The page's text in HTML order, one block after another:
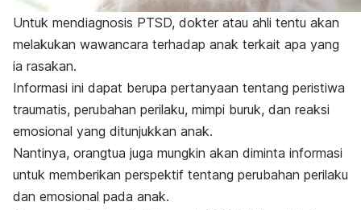
Untuk mendiagnosis PTSD, dokter atau ahli tentu akan
melakukan wawancara terhadap anak terkait apa yang
ia rasakan.
Informasi ini dapat berupa pertanyaan tentang peristiwa
traumatis, perubahan perilaku, mimpi buruk, dan reaksi
emosional yang ditunjukkan anak.
Nantinya, orangtua juga mungkin akan diminta informasi
untuk memberikan perspektif tentang perubahan perilaku
dan emosional pada anak.